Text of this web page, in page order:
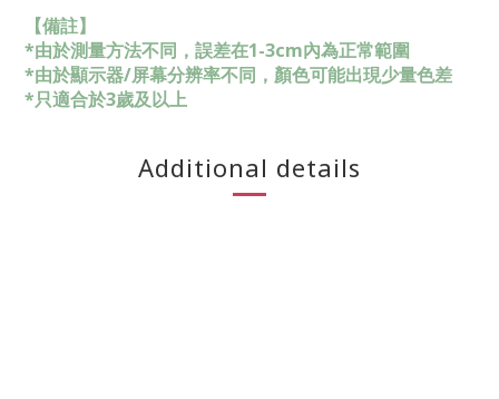
【備註】
*由於測量方法不同，誤差在1-3cm內為正常範圍
*由於顯示器/屏幕分辨率不同，顏色可能出現少量色差
*只適合於3歲及以上
Additional details